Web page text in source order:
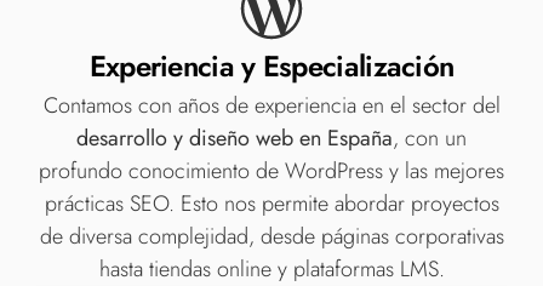
Experiencia y Especialización
Contamos con años de experiencia en el sector del
desarrollo y diseño web en España, con un
profundo conocimiento de WordPress y las mejores
prácticas SEO. Esto nos permite abordar proyectos
de diversa complejidad, desde páginas corporativas
hasta tiendas online y plataformas LMS.